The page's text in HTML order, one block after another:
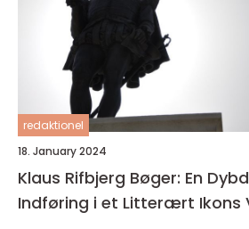
redaktionel
18. January 2024
Klaus Rifbjerg Bøger: En
Indføring i et Litterært Ikons